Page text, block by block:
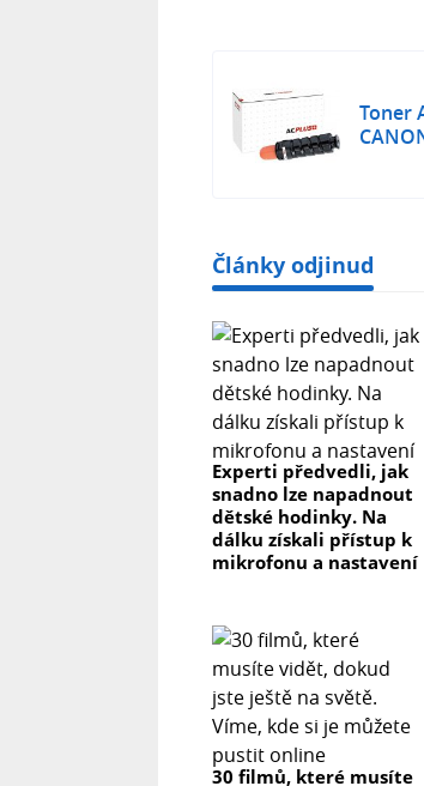
Toner
Články odjinud
Experti předvedli, jak
snadno lze napadnout
dětské hodinky. Na
dálku získali přístup k
mikrofonu a nastavení
30 filmů, které musíte